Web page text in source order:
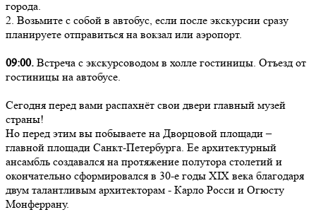
города.
2. Возьмите с собой в автобус, если после экскурсии сразу
планируете отправиться на вокзал или аэропорт.
09:00. Встреча с экскурсоводом в холле гостиницы. Отъезд от
гостиницы на автобусе.
Сегодня перед вами распахнёт свои двери главный музей
страны!
Но перед этим вы побываете на Дворцовой площади –
главной площади Санкт-Петербурга. Ее архитектурный
ансамбль создавался на протяжение полутора столетий и
окончательно сформировался в 30-е годы XIX века благодаря
двум талантливым архитекторам - Карло Росси и Огюсту
Монферрану.